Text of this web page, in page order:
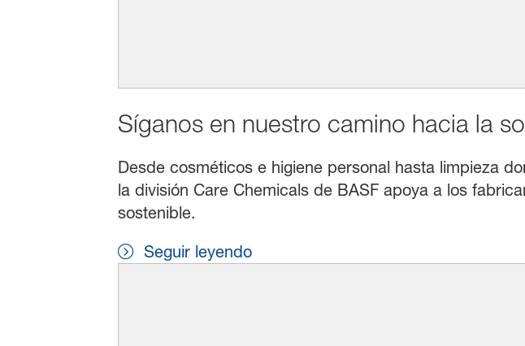
Síganos en nuestro camino hacia la
Desde cosméticos e higiene personal hasta limpieza
la división Care Chemicals de BASF apoya a los
sostenible.
Seguir leyendo